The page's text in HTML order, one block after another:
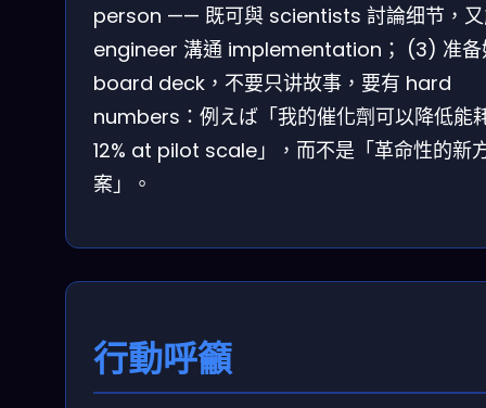
person —— 既可與 scientists 討論细节，
engineer 溝通 implementation； (3) 准备
board deck，不要只讲故事，要有 hard
numbers：例えば「我的催化劑可以降低能
12% at pilot scale」，而不是「革命性的新
案」。
行動呼籲